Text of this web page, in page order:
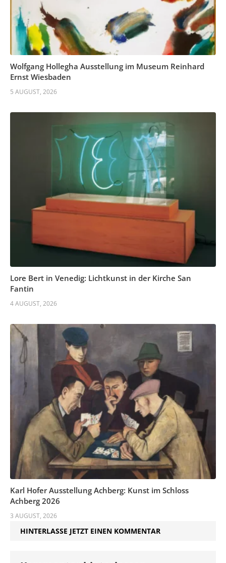
Wolfgang Hollegha Ausstellung im Museum Reinhard
Ernst Wiesbaden
5 AUGUST, 2026
Lore Bert in Venedig: Lichtkunst in der Kirche San
Fantin
4 AUGUST, 2026
Karl Hofer Ausstellung Achberg: Kunst im Schloss
Achberg 2026
3 AUGUST, 2026
HINTERLASSE JETZT EINEN KOMMENTAR